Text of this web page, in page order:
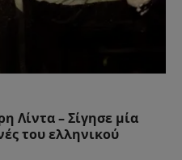
Λίντα – Σίγησε μία
του ελληνικού